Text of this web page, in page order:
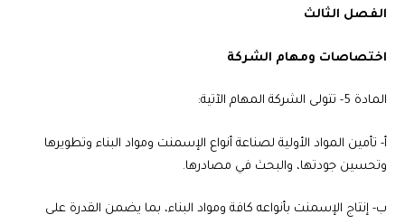
الفصل الثالث
اختصاصات ومهام الشركة
المادة 5- تتولى الشركة المهام الآتية:
‌أ- تأمين المواد الأولية لصناعة أنواع الإسمنت ومواد البناء وتطويرها
وتحسين جودتها، والبحث في مصادرها.
‌ب- إنتاج الإسمنت بأنواعه كافة ومواد البناء، بما يضمن القدرة على